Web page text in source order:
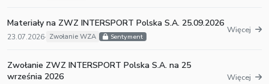
Materiały na ZWZ INTERSPORT Polska S.A. 25.09.2026
23.07.2026· Zwołanie WZA Sentyment
Więcej
Zwołanie ZWZ INTERSPORT Polska S.A. na 25
września 2026
Więcej